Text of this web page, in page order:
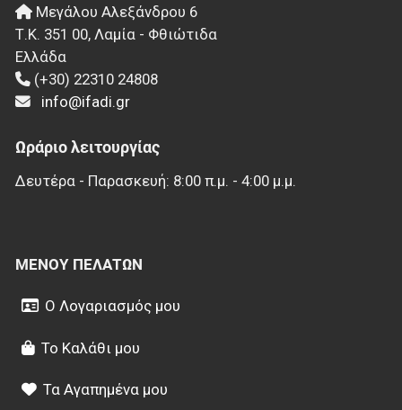
Μεγάλου Αλεξάνδρου 6
Τ.Κ. 351 00, Λαμία - Φθιώτιδα
Ελλάδα
(+30) 22310 24808
info@ifadi.gr
Ωράριο λειτουργίας
Δευτέρα - Παρασκευή: 8:00 π.μ. - 4:00 μ.μ.
ΜΕΝΟΎ ΠΕΛΑΤΏΝ
Ο Λογαριασμός μου
Το Καλάθι μου
Τα Αγαπημένα μου